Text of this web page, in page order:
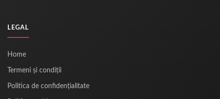
LEGAL
Home
Termeni și condiții
Politica de confidențialitate